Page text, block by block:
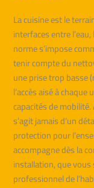
La cuisine est le
interfaces entre
norme s’impose
tenir compte du
une prise trop basse
l’accès aisé à
capacités de
s’agit jamais d’un
protection pour
accompagne dès la
installation, que
professionnel de